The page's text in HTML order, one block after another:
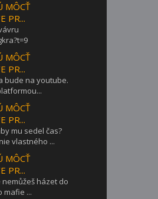
MÔCŤ
PR...
MÔCŤ
PR...
bude na youtube.
MÔCŤ
PR...
mu sedel čas?
vlastného ...
MÔCŤ
PR...
házet do
mafie ...